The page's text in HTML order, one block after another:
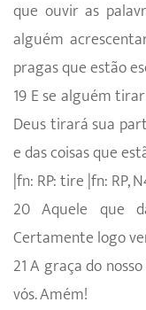
que ouvir as
alguém
pragas que estão
19 E se alguém
Deus tirará sua
e das coisas que
|fn: RP: tire |fn: RP,
20 Aquele que
Certamente logo
21 A graça do
vós. Amém!